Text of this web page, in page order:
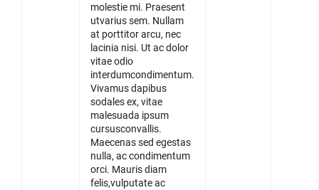
molestie mi. Praesent
utvarius sem. Nullam
at porttitor arcu, nec
lacinia nisi. Ut ac dolor
vitae odio
interdumcondimentum.
Vivamus dapibus
sodales ex, vitae
malesuada ipsum
cursusconvallis.
Maecenas sed egestas
nulla, ac condimentum
orci. Mauris diam
felis,vulputate ac